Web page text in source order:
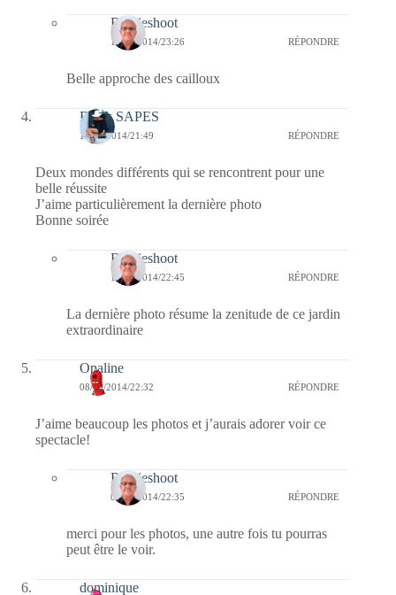
Bernieshoot
17/10/2014/23:26 RÉPONDRE
Belle approche des cailloux
Black SAPES
14/09/2014/21:49 RÉPONDRE
Deux mondes différents qui se rencontrent pour une
belle réussite
J’aime particulièrement la dernière photo
Bonne soirée
Bernieshoot
14/09/2014/22:45 RÉPONDRE
La dernière photo résume la zenitude de ce jardin
extraordinaire
Opaline
08/09/2014/22:32 RÉPONDRE
J’aime beaucoup les photos et j’aurais adorer voir ce
spectacle!
Bernieshoot
08/09/2014/22:35 RÉPONDRE
merci pour les photos, une autre fois tu pourras
peut être le voir.
dominique